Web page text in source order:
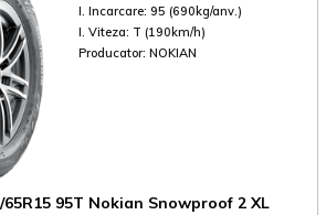
I. Incarcare: 95 (690kg/anv.)
I. Viteza: T (190km/h)
Producator: NOKIAN
95T Nokian Snowproof 2 XL